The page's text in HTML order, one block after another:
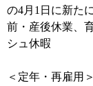
の4月1日に新た
前・産後休業、
シュ休暇
＜定年・再雇用＞